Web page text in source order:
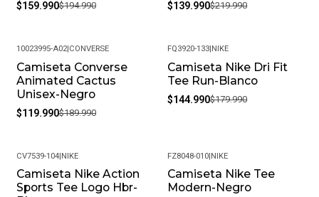
$159.990$194.990 $139.990$219.990
-37%
10023995-A02|CONVERSE
Camiseta Converse
Animated Cactus
Unisex-Negro
$119.990$189.990
-19%
FQ3920-133|NIKE
Camiseta Nike Dri Fit
Tee Run-Blanco
$144.990$179.990
-18%
CV7539-104|NIKE
Camiseta Nike Action
Sports Tee Logo Hbr-
-20%
FZ8048-010|NIKE
Camiseta Nike Tee
Modern-Negro